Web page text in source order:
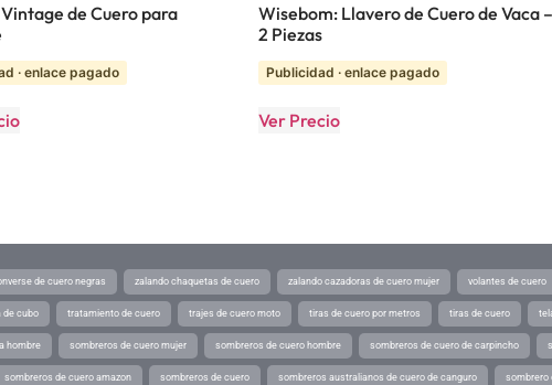
de Cuero para
· enlace pagado
Wisebom: Llavero de Cuero de Vaca –
2 Piezas
Publicidad · enlace pagado
Ver Precio
de cuero negras zalando chaquetas de cuero zalando cazadoras de cuero mujer volantes de cuero
de cubo tratamiento de cuero trajes de cuero moto tiras de cuero por metros tiras de cuero
hombre sombreros de cuero mujer sombreros de cuero hombre sombreros de cuero de carpincho
sombreros de cuero amazon sombreros de cuero sombreros australianos de cuero de canguro sombrero